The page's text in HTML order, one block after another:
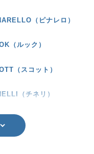
（ピナレロ）
（ルック）
（スコット）
（チネリ）